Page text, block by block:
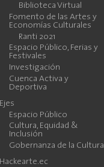
Biblioteca Virtual
Fomento de las Artes y
Economías Culturales
Ranti 2021
Espacio Público, Ferias y
Festivales
Investigación
Cuenca Activa y
Deportiva
Ejes
Espacio Público
Cultura, Equidad &
Inclusión
Gobernanza de la Cultura
Hackearte.ec